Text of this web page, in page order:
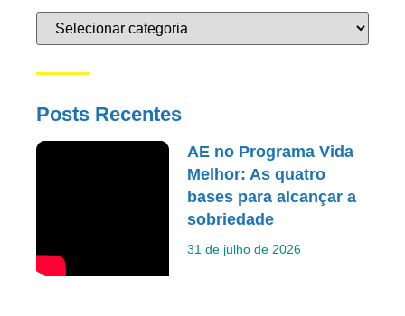
Posts Recentes
AE no Programa Vida
Melhor: As quatro
bases para alcançar a
sobriedade
31 de julho de 2026